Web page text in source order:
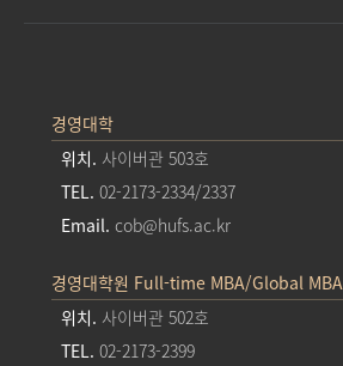
경영대학
위치. 사이버관 503호
TEL. 02-2173-2334/2337
Email. cob@hufs.ac.kr
경영대학원 Full-time MBA/Global MBA
위치. 사이버관 502호
TEL. 02-2173-2399